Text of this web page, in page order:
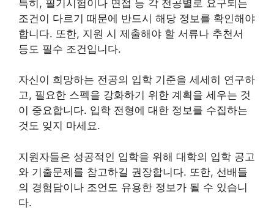
특히, 필기시험이나 면접 등 각 전공별로 요구되는
조건이 다르기 때문에 반드시 해당 정보를 확인해야
합니다. 또한, 지원 시 제출해야 할 서류나 추천서
등도 필수 조건입니다.
자신이 희망하는 전공의 입학 기준을 세세히 연구하
고, 필요한 스펙을 강화하기 위한 계획을 세우는 것
이 중요합니다. 입학 전형에 대한 정보를 수집하는
것도 잊지 마세요.
지원자들은 성공적인 입학을 위해 대학의 입학 공고
와 기출문제를 참고하길 권장합니다. 또한, 선배들
의 경험담이나 조언도 유용한 정보가 될 수 있습니
다.